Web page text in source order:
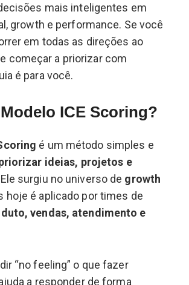
mais inteligentes em
growth e performance. Se você
em todas as direções ao
começar a priorizar com
é para você.
ICE Scoring?
é um método simples e
ideias, projetos e
surgiu no universo de growth
hoje é aplicado por times de
vendas, atendimento e
“no feeling” o que fazer
a responder de forma